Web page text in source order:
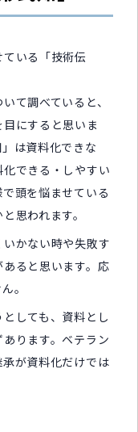
いる「技術伝
て調べていると、
目にすると思いま
は資料化できな
できる・しやすい
頭を悩ませている
思われます。
かない時や失敗す
ると思います。応
。
しても、資料とし
ります。ベテラン
が資料化だけでは